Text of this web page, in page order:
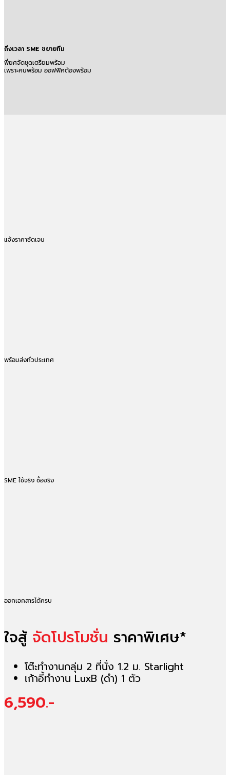
ถึงเวลา SME ขยายทีม
พี่ยศจัดชุดเตรียมพร้อม
เพราะคนพร้อม ออฟฟิศต้องพร้อม
แจ้งราคาชัดเจน
พร้อมส่งทั่วประเทศ
SME ใช้จริง ซื้อจริง
ออกเอกสารได้ครบ
ใจสู้ จัดโปรโมชั่น ราคาพิเศษ*
โต๊ะทำงานกลุ่ม 2 ที่นั่ง 1.2 ม. Starlight
เก้าอี้ทำงาน LuxB (ดำ) 1 ตัว
6,590.-